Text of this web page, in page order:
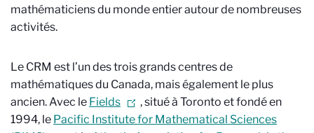
mathématiciens du monde entier autour de nombreuses
activités.
Le CRM est l’un des trois grands centres de
mathématiques du Canada, mais également le plus
ancien. Avec le Fields
, situé à Toronto et fondé en
1994, le Pacific Institute for Mathematical Sciences